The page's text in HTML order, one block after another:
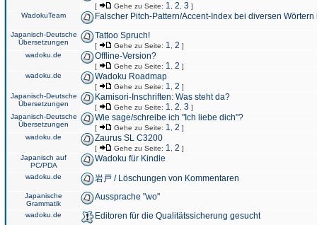
[ Gehe zu Seite: 1 2 3 ]
WadokuTeam
Falscher Pitch-Pattern/Accent-Index bei diversen
Japanisch-Deutsche
Übersetzungen
Tattoo Spruch!
[ Gehe zu Seite: 1 2 ]
wadoku.de
Offline-Version?
[ Gehe zu Seite: 1 2 ]
wadoku.de
Wadoku Roadmap
[ Gehe zu Seite: 1 2 ]
Japanisch-Deutsche
Übersetzungen
Kamisori-Inschriften: Was steht da?
[ Gehe zu Seite: 1 2 3 ]
Japanisch-Deutsche
Übersetzungen
Wie sage/schreibe ich "Ich liebe dich"?
[ Gehe zu Seite: 1 2 ]
wadoku.de
Zaurus SL C3200
[ Gehe zu Seite: 1 2 ]
Japanisch auf
PC/PDA
Wadoku für Kindle
wadoku.de 岩戸 / Löschungen von Kommentaren
Japanische
Grammatik
Aussprache "wo"
wadoku.de Editoren für die Qualitätssicherung gesucht